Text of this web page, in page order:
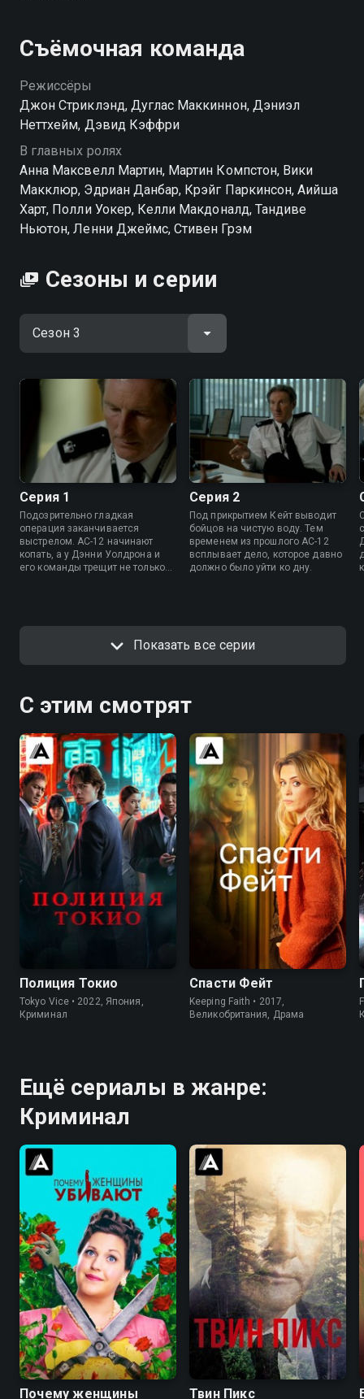
Съёмочная команда
Режиссёры
Джон Стриклэнд, Дуглас Маккиннон, Дэниэл
Неттхейм, Дэвид Кэффри
В главных ролях
Анна Максвелл Мартин, Мартин Компстон, Вики
Макклюр, Эдриан Данбар, Крэйг Паркинсон, Аийша
Харт, Полли Уокер, Келли Макдоналд, Тандиве
Ньютон, Ленни Джеймс, Стивен Грэм
Сезоны и серии
Серия 1
Подозрительно гладкая
операция заканчивается
выстрелом. AC-12 начинают
копать, а у Дэнни Уолдрона и
его команды трещит не только
Серия 2
Под прикрытием Кейт выводит
бойцов на чистую воду. Тем
временем из прошлого AC-12
всплывает дело, которое давно
должно было уйти ко дну.
Показать все серии
С этим смотрят
Полиция Токио
Tokyo Vice • 2022, Япония,
Криминал
Спасти Фейт
Keeping Faith • 2017,
Великобритания, Драма
Ещё сериалы в жанре:
Криминал
8.3 8.3
Почему женщины
8.4 8.7
Твин Пикс